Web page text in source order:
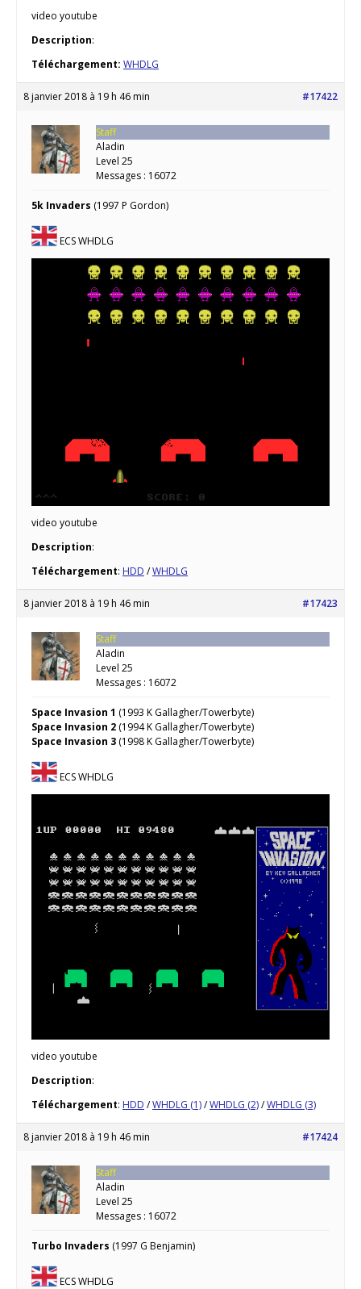
video youtube
Description:
Téléchargement: WHDLG
8 janvier 2018 à 19 h 46 min #17422
Staff
Aladin
Level 25
Messages : 16072
5k Invaders (1997 P Gordon)
ECS WHDLG
video youtube
Description:
Téléchargement: HDD /WHDLG
8 janvier 2018 à 19 h 46 min #17423
Staff
Aladin
Level 25
Messages : 16072
Space Invasion 1 (1993 K Gallagher/Towerbyte)
Space Invasion 2 (1994 K Gallagher/Towerbyte)
Space Invasion 3 (1998 K Gallagher/Towerbyte)
ECS WHDLG
video youtube
Description:
Téléchargement: HDD /WHDLG (1)/WHDLG (2)/WHDLG (3)
8 janvier 2018 à 19 h 46 min #17424
Staff
Aladin
Level 25
Messages : 16072
Turbo Invaders (1997 G Benjamin)
ECS WHDLG